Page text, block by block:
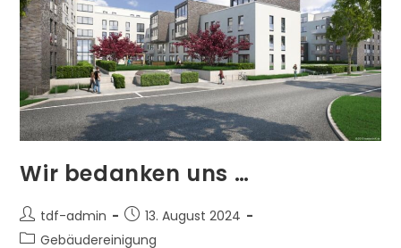
Wir bedanken uns …
tdf-admin
13. August 2024
Gebäudereinigung